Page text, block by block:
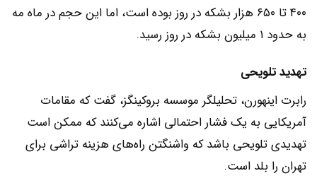
۴۰۰ تا ۶۵۰ هزار بشکه در روز بوده است، اما این حجم در ماه مه
به حدود ۱ میلیون بشکه در روز رسید.
تهدید تلویحی
رابرت اینهورن، تحلیلگر موسسه بروکینگز، گفت که مقامات
آمریکایی به یک فشار احتمالی اشاره می‌کنند که ممکن است
تهدیدی تلویحی باشد که واشنگتن راه‌های هزینه تراشی برای
تهران را بلد است.